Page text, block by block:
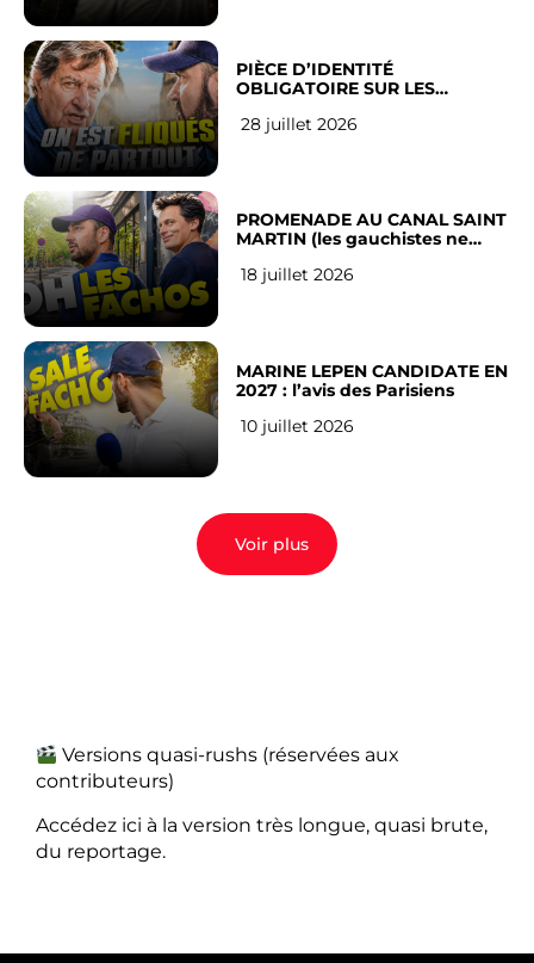
PIÈCE D’IDENTITÉ
OBLIGATOIRE SUR LES
Français
28 juillet 2026
PROMENADE AU CANAL SAINT
MARTIN (les gauchistes ne
18 juillet 2026
MARINE LEPEN CANDIDATE EN
2027 : l’avis des Parisiens
10 juillet 2026
Voir plus
Versions quasi-rushs (réservées aux
contributeurs)
Accédez ici à la version très longue, quasi brute,
du reportage.